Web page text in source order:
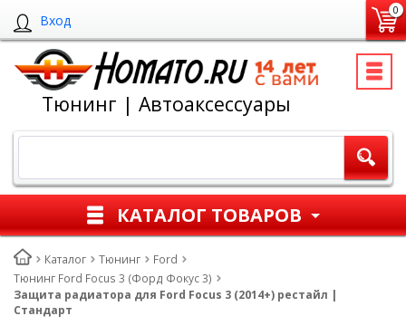
Вход
0
Тюнинг | Автоаксессуары
КАТАЛОГ ТОВАРОВ
Каталог Тюнинг
Ford
Тюнинг Ford Focus 3 (Форд Фокус 3)
Защита радиатора для Ford Focus 3 (2014+) рестайл |
Стандарт